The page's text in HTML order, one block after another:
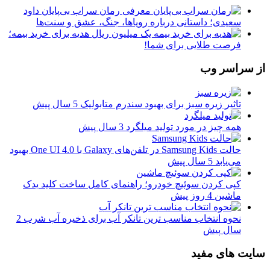
معرفی رمان سراب بی‌پایان داود
سعیدی؛ داستانی درباره رویاها، جنگ، عشق و سنت‌ها
یک میلیون ریال هدیه برای خرید بیمه؛
فرصت طلایی برای شما!
از سراسر وب
تاثیر زیره سبز برای بهبود سندرم متابولیک 5 سال پیش
همه چیز در مورد تولید میلگرد 3 سال پیش
حالت Samsung Kids در تلفن‌های Galaxy با One UI 4.0 بهبود
می‌یابد 5 سال پیش
کپی کردن سوئیچ خودرو؛ راهنمای کامل ساخت کلید یدک
ماشین 4 روز پیش
نحوه انتخاب مناسب ترین تانکر آب برای ذخیره آب شرب 2
سال پیش
سایت های مفید